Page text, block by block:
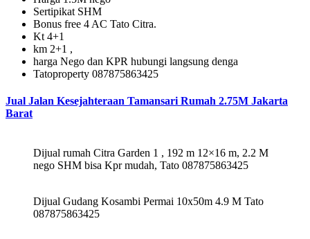
Sertipikat SHM
Bonus free 4 AC Tato Citra.
Kt 4+1
km 2+1 ,
harga Nego dan KPR hubungi langsung denga
Tatoproperty 087875863425
Jual Jalan Kesejahteraan Tamansari Rumah 2.75M Jakarta
Barat
Dijual rumah Citra Garden 1 , 192 m 12×16 m, 2.2 M
nego SHM bisa Kpr mudah, Tato 087875863425
Dijual Gudang Kosambi Permai 10x50m 4.9 M Tato
087875863425